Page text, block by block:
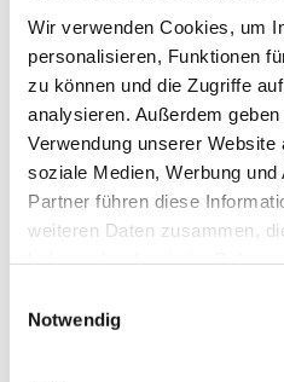
Wir verwenden Cookies, um
personalisieren, Funktionen
zu können und die Zugriffe
analysieren. Außerdem
Verwendung unserer
soziale Medien, Werbung
Partner führen diese
weiteren Daten zusammen,
Notwendig
Dies